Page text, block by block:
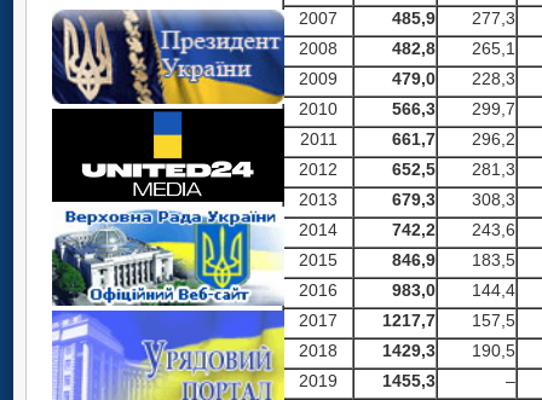
2007
485,9
277,3
2008
482,8
265,1
2009
479,0
228,3
2010
566,3
299,7
2011
661,7
296,2
2012
652,5
281,3
2013
679,3
308,3
2014
742,2
243,6
2015
846,9
183,5
2016
983,0
144,4
2017
1217,7
157,5
2018
1429,3
190,5
2019
1455,3
–